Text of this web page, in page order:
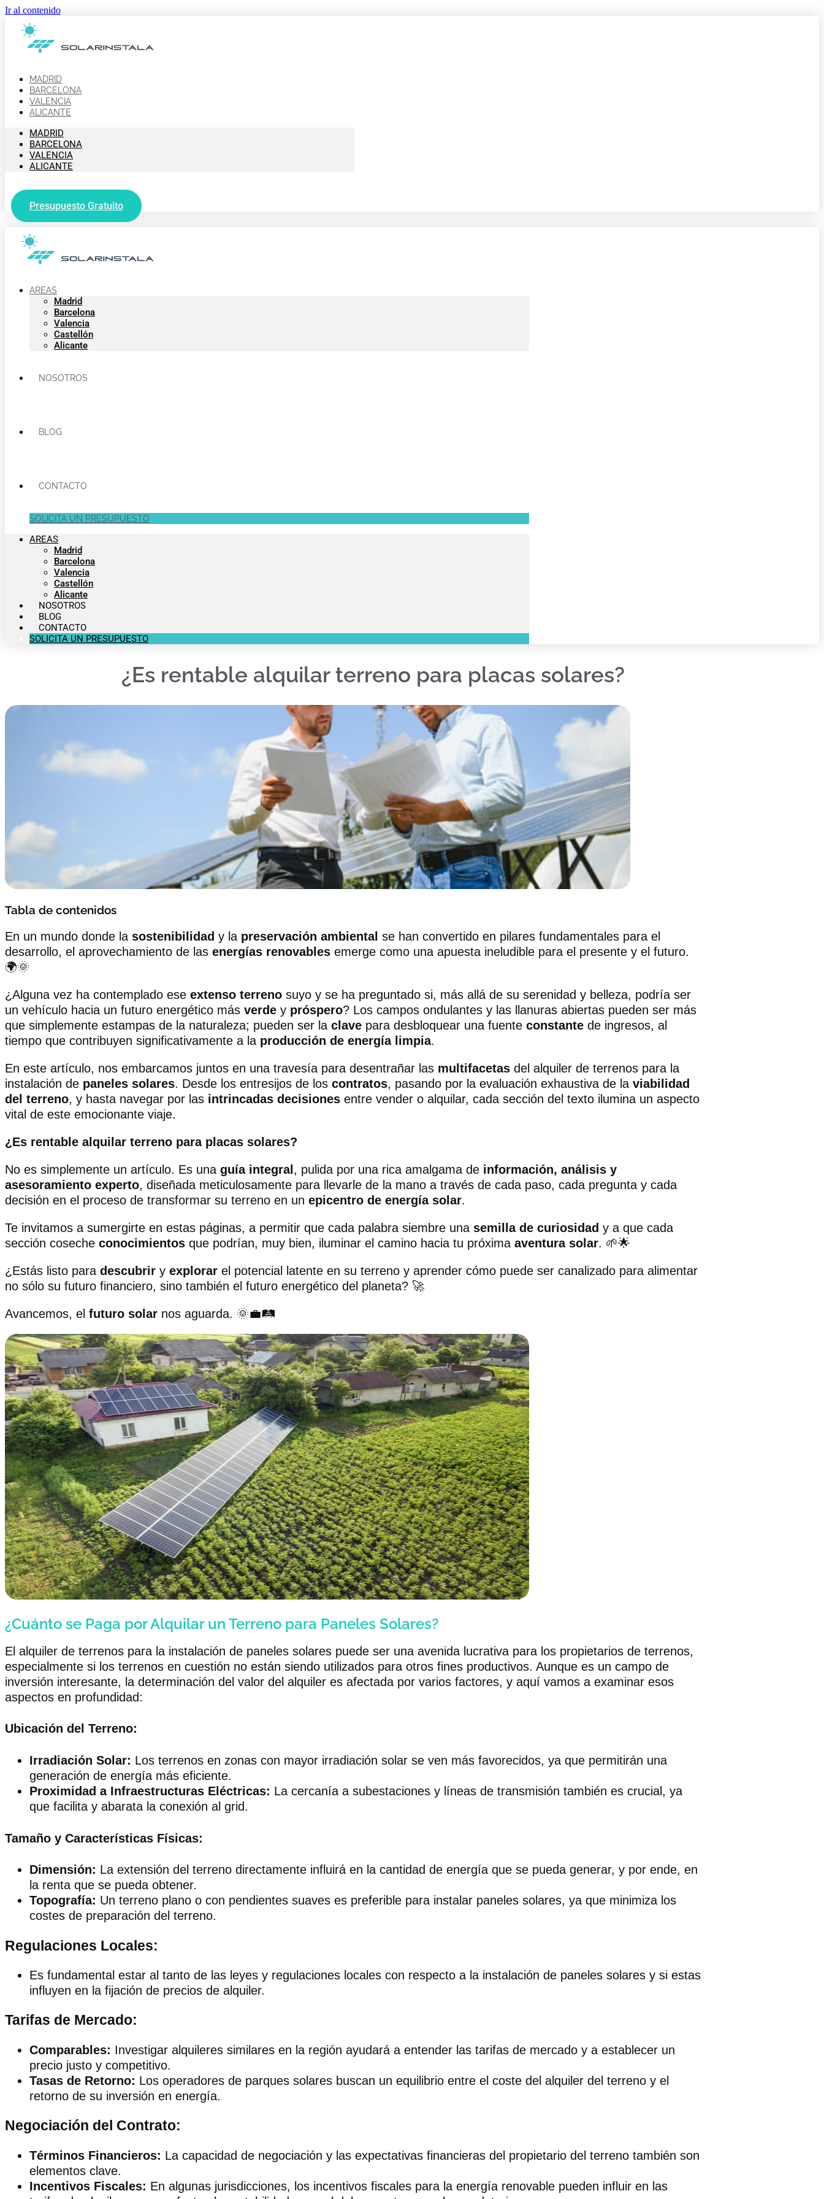
Ir al contenido
MADRID
BARCELONA
VALENCIA
ALICANTE
MADRID
BARCELONA
VALENCIA
ALICANTE
Presupuesto Gratuito
AREAS
Madrid
Barcelona
Valencia
Castellón
Alicante
NOSOTROS
BLOG
CONTACTO
SOLICITA UN PRESUPUESTO
AREAS
Madrid
Barcelona
Valencia
Castellón
Alicante
NOSOTROS
BLOG
CONTACTO
SOLICITA UN PRESUPUESTO
¿Es rentable alquilar terreno para placas solares?
Tabla de contenidos
En un mundo donde la sostenibilidad y la preservación ambiental se han convertido en pilares fundamentales para el
desarrollo, el aprovechamiento de las energías renovables emerge como una apuesta ineludible para el presente y el futuro.
🌍🌞
¿Alguna vez ha contemplado ese extenso terreno suyo y se ha preguntado si, más allá de su serenidad y belleza, podría ser
un vehículo hacia un futuro energético más verde y próspero? Los campos ondulantes y las llanuras abiertas pueden ser más
que simplemente estampas de la naturaleza; pueden ser la clave para desbloquear una fuente constante de ingresos, al
tiempo que contribuyen significativamente a la producción de energía limpia.
En este artículo, nos embarcamos juntos en una travesía para desentrañar las multifacetas del alquiler de terrenos para la
instalación de paneles solares. Desde los entresijos de los contratos, pasando por la evaluación exhaustiva de la viabilidad
del terreno, y hasta navegar por las intrincadas decisiones entre vender o alquilar, cada sección del texto ilumina un aspecto
vital de este emocionante viaje.
¿Es rentable alquilar terreno para placas solares?
No es simplemente un artículo. Es una guía integral , pulida por una rica amalgama de información, análisis y
asesoramiento experto, diseñada meticulosamente para llevarle de la mano a través de cada paso, cada pregunta y cada
decisión en el proceso de transformar su terreno en un epicentro de energía solar.
Te invitamos a sumergirte en estas páginas, a permitir que cada palabra siembre una semilla de curiosidad y a que cada
sección coseche conocimientos que podrían, muy bien, iluminar el camino hacia tu próxima aventura solar. 🌱🌟
¿Estás listo para descubrir y explorar el potencial latente en su terreno y aprender cómo puede ser canalizado para alimentar
no sólo su futuro financiero, sino también el futuro energético del planeta? 🚀
Avancemos, el futuro solar nos aguarda. 🌞💼🛤️
¿Cuánto se Paga por Alquilar un Terreno para Paneles Solares?
El alquiler de terrenos para la instalación de paneles solares puede ser una avenida lucrativa para los propietarios de terrenos,
especialmente si los terrenos en cuestión no están siendo utilizados para otros fines productivos. Aunque es un campo de
inversión interesante, la determinación del valor del alquiler es afectada por varios factores, y aquí vamos a examinar esos
aspectos en profundidad:
Ubicación del Terreno:
Irradiación Solar: Los terrenos en zonas con mayor irradiación solar se ven más favorecidos, ya que permitirán una
generación de energía más eficiente.
Proximidad a Infraestructuras Eléctricas: La cercanía a subestaciones y líneas de transmisión también es crucial, ya
que facilita y abarata la conexión al grid.
Tamaño y Características Físicas:
Dimensión: La extensión del terreno directamente influirá en la cantidad de energía que se pueda generar, y por ende, en
la renta que se pueda obtener.
Topografía: Un terreno plano o con pendientes suaves es preferible para instalar paneles solares, ya que minimiza los
costes de preparación del terreno.
Regulaciones Locales:
Es fundamental estar al tanto de las leyes y regulaciones locales con respecto a la instalación de paneles solares y si estas
influyen en la fijación de precios de alquiler.
Tarifas de Mercado:
Comparables: Investigar alquileres similares en la región ayudará a entender las tarifas de mercado y a establecer un
precio justo y competitivo.
Tasas de Retorno: Los operadores de parques solares buscan un equilibrio entre el coste del alquiler del terreno y el
retorno de su inversión en energía.
Negociación del Contrato:
Términos Financieros: La capacidad de negociación y las expectativas financieras del propietario del terreno también son
elementos clave.
Incentivos Fiscales: En algunas jurisdicciones, los incentivos fiscales para la energía renovable pueden influir en las